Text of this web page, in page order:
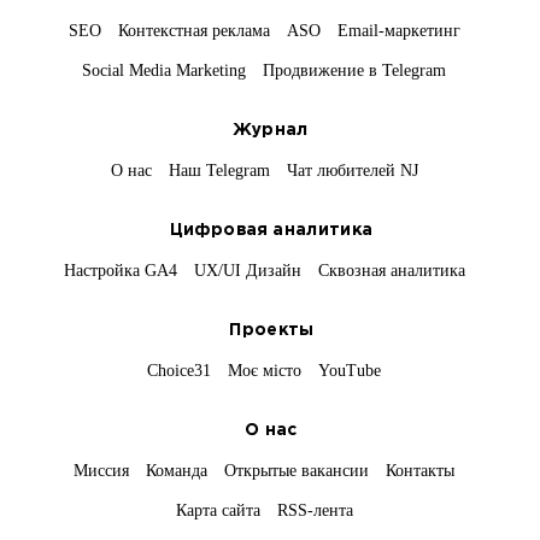
SEO Контекстная реклама ASO Email-маркетинг
Social Media Marketing Продвижение в Telegram
Журнал
О нас Наш Telegram Чат любителей NJ
Цифровая аналитика
Настройка GA4 UX/UI Дизайн Сквозная аналитика
Проекты
Choice31 Моє місто YouTube
О нас
Миссия Команда Открытые вакансии Контакты
Карта сайта RSS-лента